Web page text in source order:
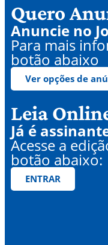
Quero
Anuncie no
Para mais
botão abaixo
Ver opções de
Leia
Já é
Acesse a
botão abaixo:
ENTRAR